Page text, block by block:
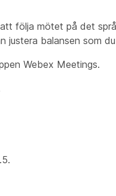
följa mötet på det
justera balansen som
Webex Meetings.